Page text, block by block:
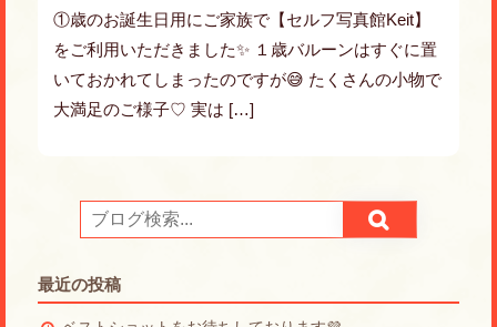
①歳のお誕生日用にご家族で【セルフ写真館Keit】
をご利用いただきました✨ １歳バルーンはすぐに置
いておかれてしまったのですが😅 たくさんの小物で
大満足のご様子♡ 実は […]
最近の投稿